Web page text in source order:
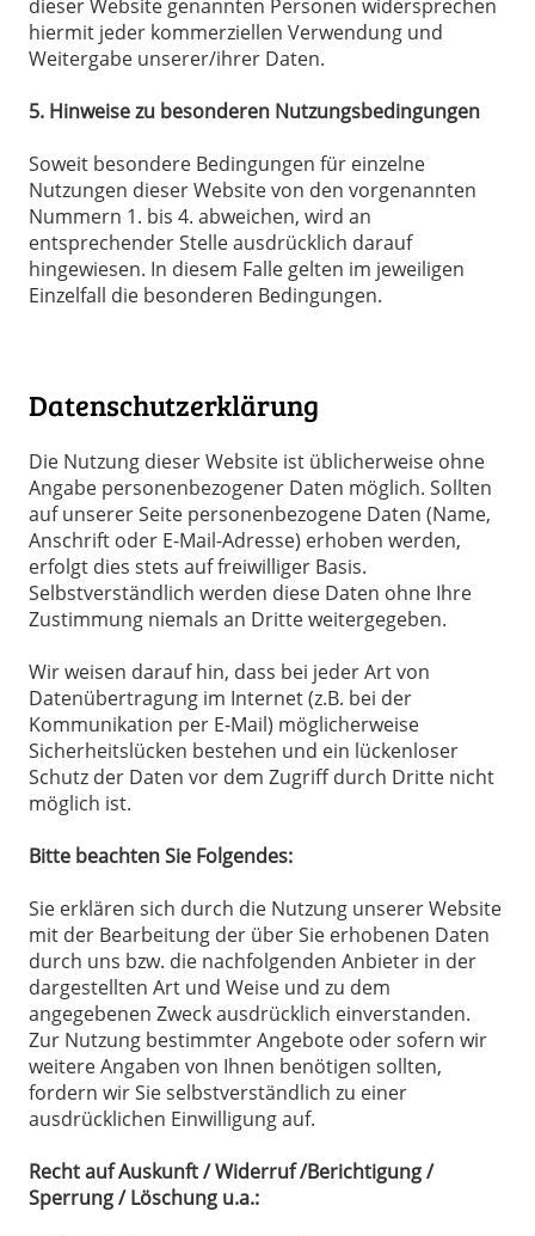
dieser Website genannten Personen widersprechen
hiermit jeder kommerziellen Verwendung und
Weitergabe unserer/ihrer Daten.
5. Hinweise zu besonderen Nutzungsbedingungen
Soweit besondere Bedingungen für einzelne
Nutzungen dieser Website von den vorgenannten
Nummern 1. bis 4. abweichen, wird an
entsprechender Stelle ausdrücklich darauf
hingewiesen. In diesem Falle gelten im jeweiligen
Einzelfall die besonderen Bedingungen.
Datenschutzerklärung
Die Nutzung dieser Website ist üblicherweise ohne
Angabe personenbezogener Daten möglich. Sollten
auf unserer Seite personenbezogene Daten (Name,
Anschrift oder E-Mail-Adresse) erhoben werden,
erfolgt dies stets auf freiwilliger Basis.
Selbstverständlich werden diese Daten ohne Ihre
Zustimmung niemals an Dritte weitergegeben.
Wir weisen darauf hin, dass bei jeder Art von
Datenübertragung im Internet (z.B. bei der
Kommunikation per E-Mail) möglicherweise
Sicherheitslücken bestehen und ein lückenloser
Schutz der Daten vor dem Zugriff durch Dritte nicht
möglich ist.
Bitte beachten Sie Folgendes:
Sie erklären sich durch die Nutzung unserer Website
mit der Bearbeitung der über Sie erhobenen Daten
durch uns bzw. die nachfolgenden Anbieter in der
dargestellten Art und Weise und zu dem
angegebenen Zweck ausdrücklich einverstanden.
Zur Nutzung bestimmter Angebote oder sofern wir
weitere Angaben von Ihnen benötigen sollten,
fordern wir Sie selbstverständlich zu einer
ausdrücklichen Einwilligung auf.
Recht auf Auskunft / Widerruf /Berichtigung /
Sperrung / Löschung u.a.: